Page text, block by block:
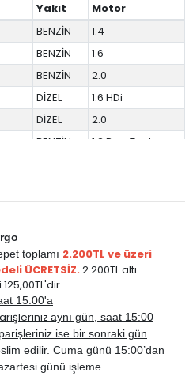
Yakıt
Motor
BENZİN
1.4
BENZİN
1.6
BENZİN
2.0
DİZEL
1.6 HDi
DİZEL
2.0
BENZİN
1.2 PureTech
DİZEL
1.6 E-HDi
DİZEL
1.6 HDi
BENZİN
BENZİN
1.6
BENZİN
2.0
DİZEL
1.4 HDi
toplamı 2.200TL ve üzeri
ÜCRETSİZ.2.200TL altı
15:00'a
aynı gün, saat 15:00
ise bir sonraki gün
edilir. Cuma günü 15:00’dan
günü işleme